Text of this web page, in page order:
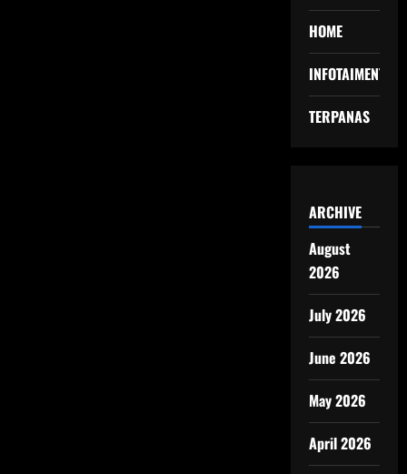
HOME
INFOTAIMENT
TERPANAS
ARCHIVE
August
2026
July 2026
June 2026
May 2026
April 2026